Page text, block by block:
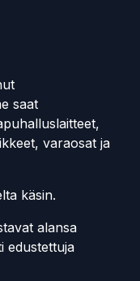
saat
varaosat ja
käsin.
alansa
edustettuja